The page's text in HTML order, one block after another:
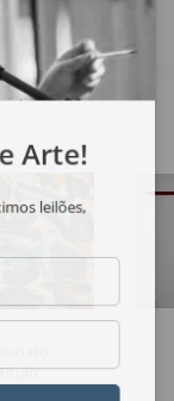
Arte!
leilões,